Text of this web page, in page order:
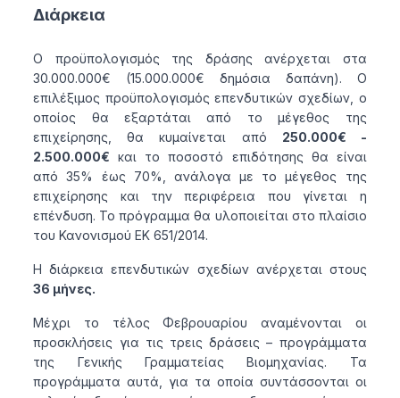
Διάρκεια
Ο προϋπολογισμός της δράσης ανέρχεται στα
30.000.000€ (15.000.000€ δημόσια δαπάνη). Ο
επιλέξιμος προϋπολογισμός επενδυτικών σχεδίων, ο
οποίος θα εξαρτάται από το μέγεθος της
επιχείρησης, θα κυμαίνεται από 250.000€ -
2.500.000€ και το ποσοστό επιδότησης θα είναι
από 35% έως 70%, ανάλογα με το μέγεθος της
επιχείρησης και την περιφέρεια που γίνεται η
επένδυση. Το πρόγραμμα θα υλοποιείται στο πλαίσιο
του Κανονισμού ΕΚ 651/2014.
Η διάρκεια επενδυτικών σχεδίων ανέρχεται στους
36 μήνες.
Μέχρι το τέλος Φεβρουαρίου αναμένονται οι
προσκλήσεις για τις τρεις δράσεις – προγράμματα
της Γενικής Γραμματείας Βιομηχανίας. Τα
προγράμματα αυτά, για τα οποία συντάσσονται οι